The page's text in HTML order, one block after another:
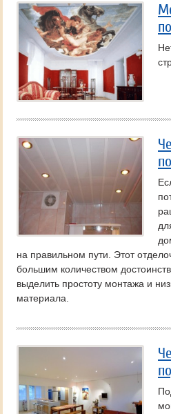
на правильном пути. Этот
большим количеством
выделить простоту монтажа и
материала.